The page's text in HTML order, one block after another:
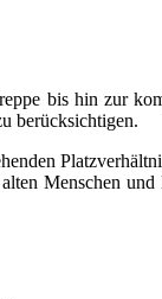
bis hin zur
berücksichtigen.
Menschen